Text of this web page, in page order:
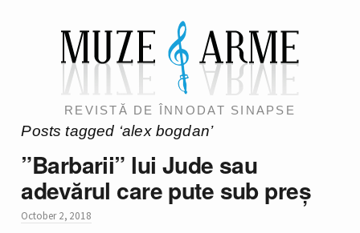
REVISTĂ DE ÎNNODAT SINAPSE
Posts tagged ‘alex bogdan’
”Barbarii” lui Jude sau
adevărul care pute sub preș
October 2, 2018